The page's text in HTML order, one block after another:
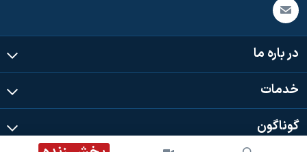
در باره ما
خدمات
گوناگون